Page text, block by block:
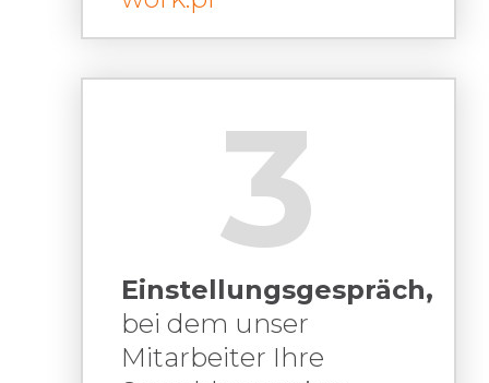
3
Einstellungsgespräch,
bei dem unser
Mitarbeiter Ihre